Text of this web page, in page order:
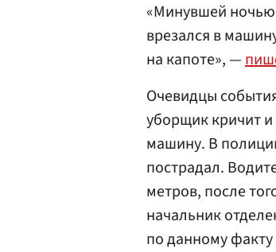
«Минувшей ночью
врезался в
на капоте», —
Очевидцы
уборщик кричит
машину. В
пострадал.
метров, после
начальник
по данному